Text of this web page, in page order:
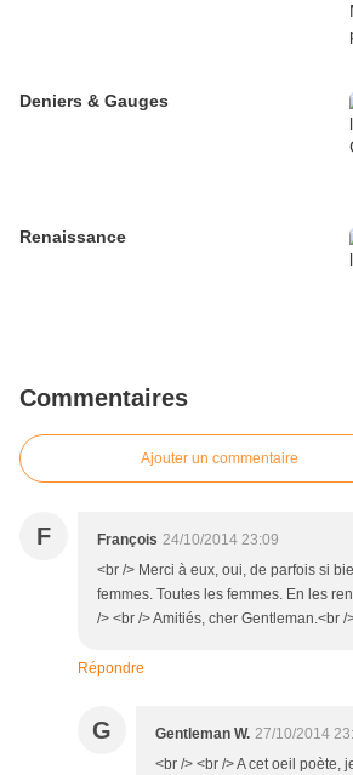
Deniers & Gauges
Renaissance
Commentaires
Ajouter un commentaire
F François 24/10/2014 23:09
<br /> Merci à eux, oui, de parfois si
femmes. Toutes les femmes. En les
/> <br /> Amitiés, cher Gentleman.<br /
Répondre
G Gentleman W. 27/10/2014
<br /> <br /> A cet oeil poète,